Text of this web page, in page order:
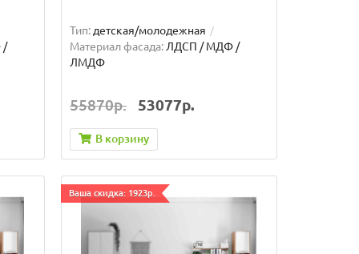
/
Тип: детская/молодежная
Материал фасада: ЛДСП / МДФ /
ЛМДФ
55870р. 53077р.
В корзину
Ваша скидка: 1923р.